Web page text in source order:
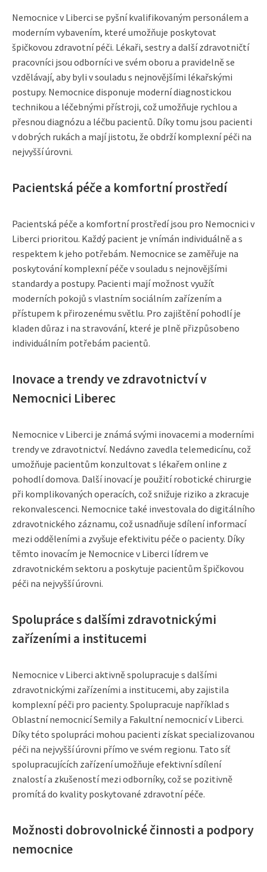
Nemocnice v Liberci se pyšní kvalifikovaným personálem a
moderním vybavením, které umožňuje poskytovat
špičkovou zdravotní péči. Lékaři, sestry a další zdravotničtí
pracovníci jsou odborníci ve svém oboru a pravidelně se
vzdělávají, aby byli v souladu s nejnovějšími lékařskými
postupy. Nemocnice disponuje moderní diagnostickou
technikou a léčebnými přístroji, což umožňuje rychlou a
přesnou diagnózu a léčbu pacientů. Díky tomu jsou pacienti
v dobrých rukách a mají jistotu, že obdrží komplexní péči na
nejvyšší úrovni.
Pacientská péče a komfortní prostředí
Pacientská péče a komfortní prostředí jsou pro Nemocnici v
Liberci prioritou. Každý pacient je vnímán individuálně a s
respektem k jeho potřebám. Nemocnice se zaměřuje na
poskytování komplexní péče v souladu s nejnovějšími
standardy a postupy. Pacienti mají možnost využít
moderních pokojů s vlastním sociálním zařízením a
přístupem k přirozenému světlu. Pro zajištění pohodlí je
kladen důraz i na stravování, které je plně přizpůsobeno
individuálním potřebám pacientů.
Inovace a trendy ve zdravotnictví v
Nemocnici Liberec
Nemocnice v Liberci je známá svými inovacemi a moderními
trendy ve zdravotnictví. Nedávno zavedla telemedicínu, což
umožňuje pacientům konzultovat s lékařem online z
pohodlí domova. Další inovací je použití robotické chirurgie
při komplikovaných operacích, což snižuje riziko a zkracuje
rekonvalescenci. Nemocnice také investovala do digitálního
zdravotnického záznamu, což usnadňuje sdílení informací
mezi odděleními a zvyšuje efektivitu péče o pacienty. Díky
těmto inovacím je Nemocnice v Liberci lídrem ve
zdravotnickém sektoru a poskytuje pacientům špičkovou
péči na nejvyšší úrovni.
Spolupráce s dalšími zdravotnickými
zařízeními a institucemi
Nemocnice v Liberci aktivně spolupracuje s dalšími
zdravotnickými zařízeními a institucemi, aby zajistila
komplexní péči pro pacienty. Spolupracuje například s
Oblastní nemocnicí Semily a Fakultní nemocnicí v Liberci.
Díky této spolupráci mohou pacienti získat specializovanou
péči na nejvyšší úrovni přímo ve svém regionu. Tato síť
spolupracujících zařízení umožňuje efektivní sdílení
znalostí a zkušeností mezi odborníky, což se pozitivně
promítá do kvality poskytované zdravotní péče.
Možnosti dobrovolnické činnosti a podpory
nemocnice